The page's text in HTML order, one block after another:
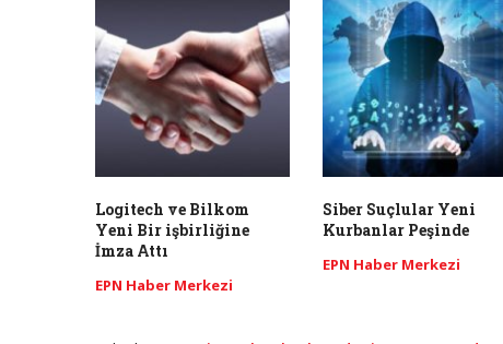
Logitech ve Bilkom
Yeni Bir işbirliğine
İmza Attı
EPN Haber Merkezi
Siber Suçlular Yeni
Kurbanlar Peşinde
EPN Haber Merkezi